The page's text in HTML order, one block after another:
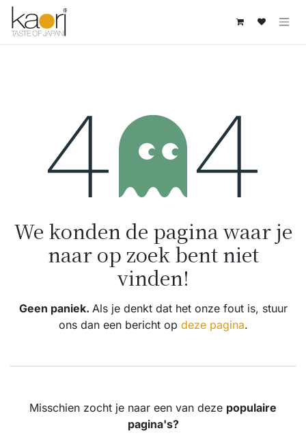
Overslaan naar inhoud
Fout 404
We konden de pagina waar je
naar op zoek bent niet
vinden!
Geen paniek. Als je denkt dat het onze fout is, stuur
ons dan een bericht op deze pagina.
Misschien zocht je naar een van deze populaire
pagina's?